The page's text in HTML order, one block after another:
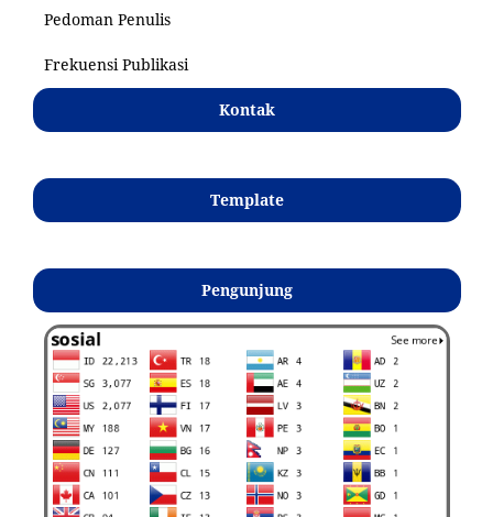
Pedoman Penulis
Frekuensi Publikasi
Kontak
Template
Pengunjung